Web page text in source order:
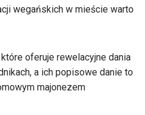
wegańskich w mieście warto
oferuje rewelacyjne dania
a ich popisowe danie to
majonezem